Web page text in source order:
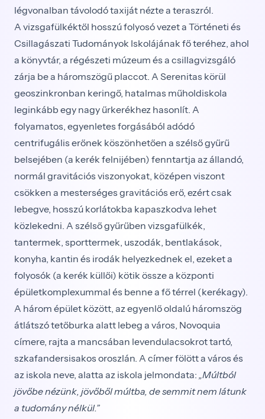
légvonalban távolodó taxiját nézte a teraszról.
A vizsgafülkéktől hosszú folyosó vezet a Történeti és
Csillagászati Tudományok Iskolájának fő teréhez, ahol
a könyvtár, a régészeti múzeum és a csillagvizsgáló
zárja be a háromszögű placcot. A Serenitas körül
geoszinkronban keringő, hatalmas műholdiskola
leginkább egy nagy űrkerékhez hasonlít. A
folyamatos, egyenletes forgásából adódó
centrifugális erőnek köszönhetően a szélső gyűrű
belsejében (a kerék felnijében) fenntartja az állandó,
normál gravitációs viszonyokat, középen viszont
csökken a mesterséges gravitációs erő, ezért csak
lebegve, hosszú korlátokba kapaszkodva lehet
közlekedni. A szélső gyűrűben vizsgafülkék,
tantermek, sporttermek, uszodák, bentlakások,
konyha, kantin és irodák helyezkednek el, ezeket a
folyosók (a kerék küllői) kötik össze a központi
épületkomplexummal és benne a fő térrel (kerékagy).
A három épület között, az egyenlő oldalú háromszög
átlátszó tetőburka alatt lebeg a város, Novoquia
címere, rajta a mancsában levendulacsokrot tartó,
szkafandersisakos oroszlán. A címer fölött a város és
az iskola neve, alatta az iskola jelmondata: „Múltból
jövőbe nézünk, jövőből múltba, de semmit nem látunk
a tudomány nélkül.”